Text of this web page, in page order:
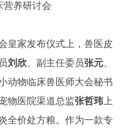
营养研讨会
皇家发布仪式上，兽医皮
刘欣 、副主任委员张元
动物临床兽医师大会秘书
物医院渠道总监张哲玮 上
全价处方粮。作为一款专